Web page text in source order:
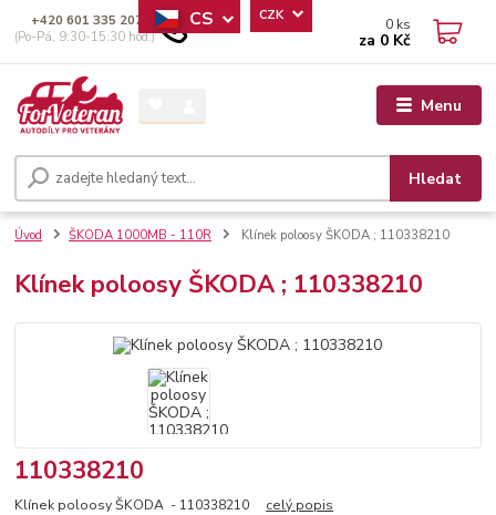
Menu
CS CZK
Hledat
+420 601 335 207
(Po-Pá, 9:30-15:30 hod.)
0 ks
za 0 Kč
Úvod ŠKODA 1000MB - 110R Klínek poloosy ŠKODA ; 110338210
Klínek poloosy ŠKODA ; 110338210
110338210
Klínek poloosy ŠKODA - 110338210 celý popis